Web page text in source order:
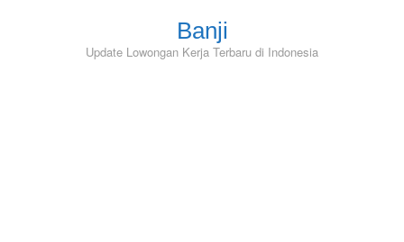
Banji
Update Lowongan Kerja Terbaru di Indonesia